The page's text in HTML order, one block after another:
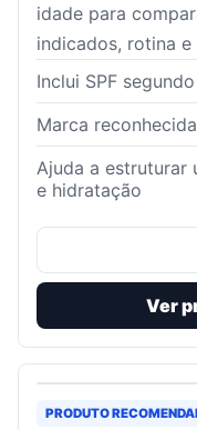
idade para
indicados, rotina
Inclui SPF
Marca
Ajuda a estruturar
e hidratação
Ver
PRODUTO